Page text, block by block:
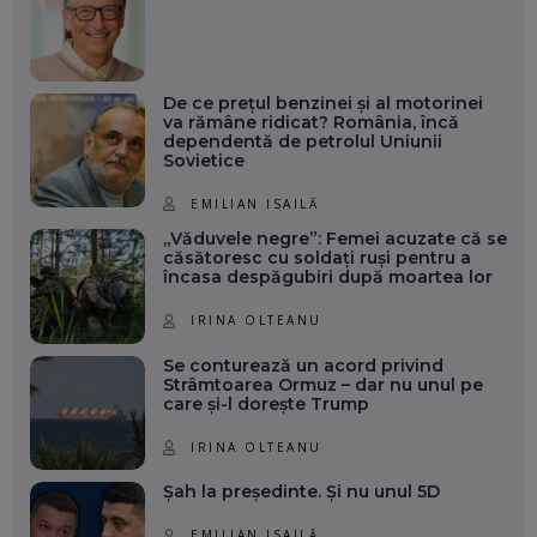
De ce prețul benzinei și al motorinei
va rămâne ridicat? România, încă
dependentă de petrolul Uniunii
Sovietice
EMILIAN ISAILĂ
„Văduvele negre”: Femei acuzate că se
căsătoresc cu soldați ruși pentru a
încasa despăgubiri după moartea lor
IRINA OLTEANU
Se conturează un acord privind
Strâmtoarea Ormuz – dar nu unul pe
care și-l dorește Trump
IRINA OLTEANU
Șah la președinte. Și nu unul 5D